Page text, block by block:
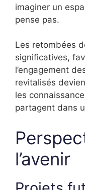
imaginer un
pense pas.
Les retombées
significatives,
l’engagement
revitalisés
les
partagent dans
l’avenir